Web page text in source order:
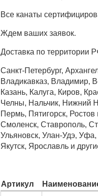
Все канаты
Ждем ваших заявок.
Доставка по территории
Санкт-Петербург,
Владикавказ, Владимир,
Казань, Калуга, Киров,
Челны, Нальчик, Нижний
Пермь, Пятигорск,
Смоленск, Ставрополь,
Ульяновск, Улан-Удэ,
Якутск, Ярославль и
Артикул